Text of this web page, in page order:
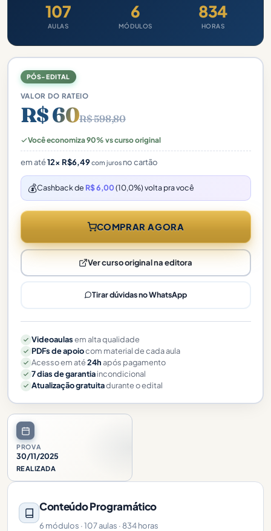
107
AULAS
6
MÓDULOS
834
HORAS
PROVA
30/11/2025
REALIZADA
Conteúdo Programático
6 módulos · 107 aulas · 834 horas
PÓS-EDITAL
VALOR DO RATEIO
R$ 60R$ 598,80
Você economiza 90% vs curso original
em até12× R$6,49com jurosno cartão
💰Cashback de R$ 6,00(10,0%) volta pra você
COMPRAR AGORA
Ver curso original na editora
Tirar dúvidas no WhatsApp
Videoaulasem alta qualidade
PDFs de apoiocom material de cada aula
Acesso em até24hapós pagamento
7 dias de garantiaincondicional
Atualização gratuitadurante o edital